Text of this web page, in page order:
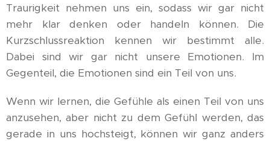
Traurigkeit nehmen uns ein, sodass wir gar nicht
mehr klar denken oder handeln können. Die
Kurzschlussreaktion kennen wir bestimmt alle.
Dabei sind wir gar nicht unsere Emotionen. Im
Gegenteil, die Emotionen sind ein Teil von uns.
Wenn wir lernen, die Gefühle als einen Teil von uns
anzusehen, aber nicht zu dem Gefühl werden, das
gerade in uns hochsteigt, können wir ganz anders